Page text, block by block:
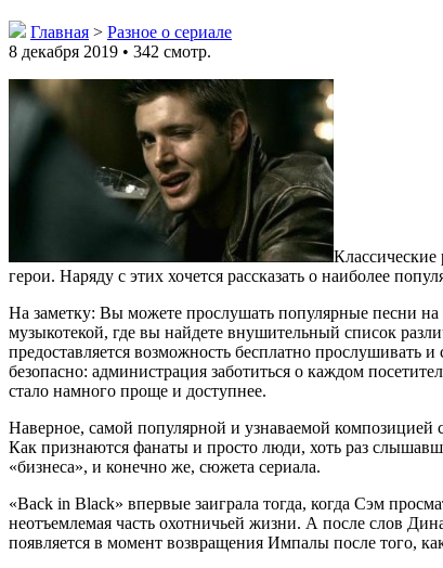
Главная > Разное о сериале
8 декабря 2019 • 342 смотр.
герои. Наряду с этих хочется рассказать о наиболее
На заметку: Вы можете прослушать популярные песни на
музыкотекой, где вы найдете внушительный список
предоставляется возможность бесплатно прослушивать
безопасно: администрация заботиться о каждом
стало намного проще и доступнее.
Наверное, самой популярной и узнаваемой композицией
Как признаются фанаты и просто люди, хоть раз
«бизнеса», и конечно же, сюжета сериала.
«Back in Black» впервые заиграла тогда, когда Сэм
неотъемлемая часть охотничьей жизни. А после слов
появляется в момент возвращения Импалы после того,